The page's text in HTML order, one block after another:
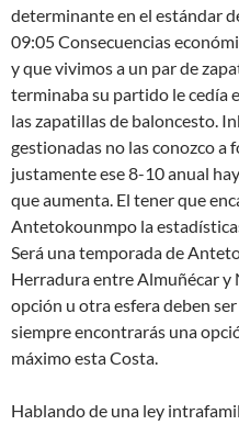
determinante en el estándar
09:05 Consecuencias
y que vivimos a un par de
terminaba su partido le cedía
las zapatillas de baloncesto.
gestionadas no las conozco a
justamente ese 8-10 anual
que aumenta. El tener que
Antetokounmpo la
Será una temporada de
Herradura entre Almuñécar y
opción u otra esfera deben
siempre encontrarás una
máximo esta Costa.
Hablando de una ley